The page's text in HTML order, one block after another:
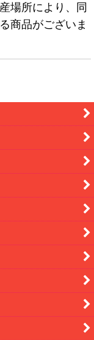
場所により、同
商品がございま